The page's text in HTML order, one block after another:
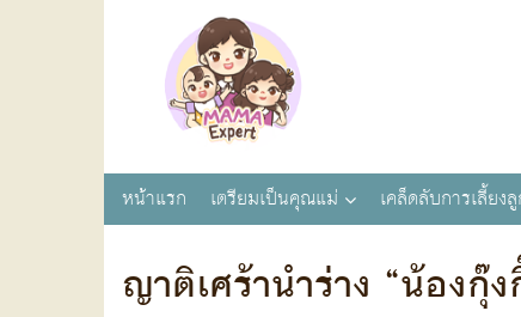
หน้าแรก เตรียมเป็นคุณแม่ เคล็ดลับการเลี้ยง
ญาติเศร้านำร่าง “น้องกุ๊